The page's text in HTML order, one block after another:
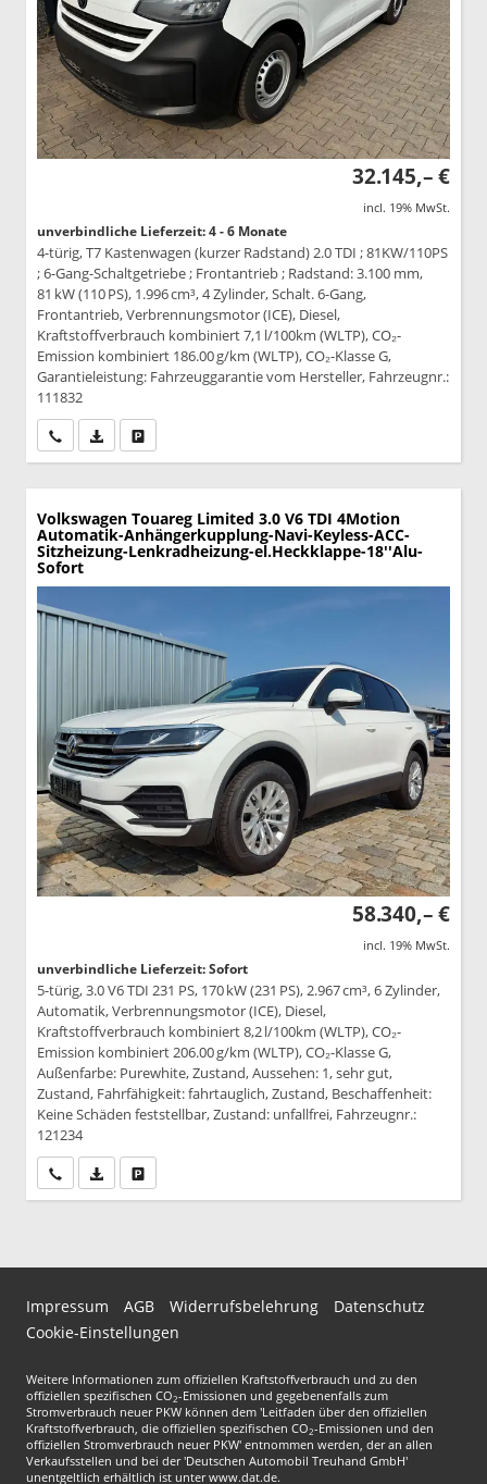
32.145,– €
incl. 19% MwSt.
unverbindliche Lieferzeit: 4 - 6 Monate
4-türig, T7 Kastenwagen (kurzer Radstand) 2.0 TDI ; 81KW/110PS
; 6-Gang-Schaltgetriebe ; Frontantrieb ; Radstand: 3.100 mm,
81 kW (110 PS), 1.996 cm³, 4 Zylinder, Schalt. 6-Gang,
Frontantrieb, Verbrennungsmotor (ICE), Diesel,
Kraftstoffverbrauch kombiniert 7,1 l/100km (WLTP), CO₂-
Emission kombiniert 186.00 g/km (WLTP), CO₂-Klasse G,
Garantieleistung: Fahrzeuggarantie vom Hersteller, Fahrzeugnr.:
111832
Wir rufen Sie anPDF-Datei, Fahrzeugexposé drucken
Volkswagen Touareg Limited 3.0 V6 TDI 4Motion
Automatik-Anhängerkupplung-Navi-Keyless-ACC-
Sitzheizung-Lenkradheizung-el.Heckklappe-18''Alu-
Sofort
58.340,– €
incl. 19% MwSt.
unverbindliche Lieferzeit: Sofort
5-türig, 3.0 V6 TDI 231 PS, 170 kW (231 PS), 2.967 cm³, 6 Zylinder,
Automatik, Verbrennungsmotor (ICE), Diesel,
Kraftstoffverbrauch kombiniert 8,2 l/100km (WLTP), CO₂-
Emission kombiniert 206.00 g/km (WLTP), CO₂-Klasse G,
Außenfarbe: Purewhite, Zustand, Aussehen: 1, sehr gut,
Zustand, Fahrfähigkeit: fahrtauglich, Zustand, Beschaffenheit:
Keine Schäden feststellbar, Zustand: unfallfrei, Fahrzeugnr.:
121234
Wir rufen Sie anPDF-Datei, Fahrzeugexposé drucken
Impressum AGB Widerrufsbelehrung
Datenschutz
Cookie-Einstellungen
Weitere Informationen zum offiziellen Kraftstoffverbrauch und zu den
offiziellen spezifischen CO2-Emissionen und gegebenenfalls zum
Stromverbrauch neuer PKW können dem 'Leitfaden über den offiziellen
Kraftstoffverbrauch, die offiziellen spezifischen CO2-Emissionen und den
offiziellen Stromverbrauch neuer PKW' entnommen werden, der an allen
Verkaufsstellen und bei der 'Deutschen Automobil Treuhand GmbH'
unentgeltlich erhältlich ist unter www.dat.de.